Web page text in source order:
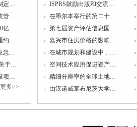
ISPRS鼓励出版和交流…
在墨尔本举行的第二十…
第七届资产评估信息国…
嘉兴市住房价格的影响…
在城市规划和建设中，…
空间技术应用促进资产…
精细分辨率的全球土地…
由汉诺威莱布尼茨大学…
定…
管…
亿…
约…
急…
于…
项…
更多>>